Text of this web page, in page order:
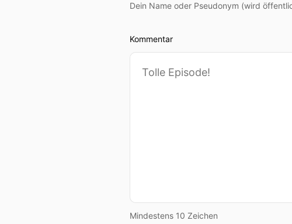
Dein Name oder Pseudonym (wird
Kommentar
Mindestens 10 Zeichen